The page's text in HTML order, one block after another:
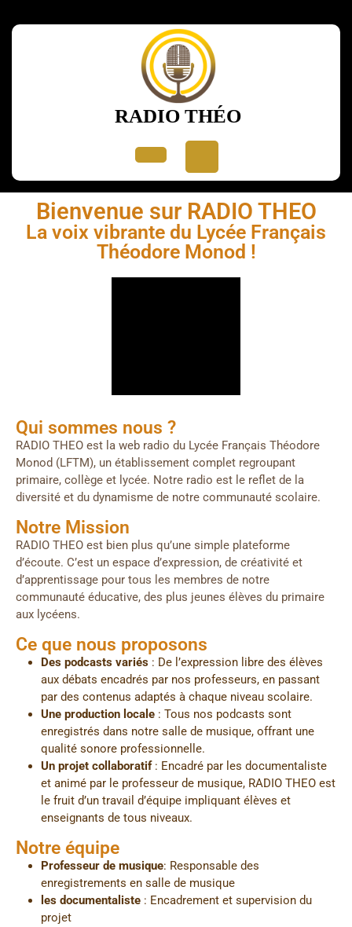
RADIO THÉO
Bienvenue sur RADIO THEO
La voix vibrante du Lycée Français
Théodore Monod !
Qui sommes nous ?
RADIO THEO est la web radio du Lycée Français Théodore
Monod (LFTM), un établissement complet regroupant
primaire, collège et lycée. Notre radio est le reflet de la
diversité et du dynamisme de notre communauté scolaire.
Notre Mission
RADIO THEO est bien plus qu’une simple plateforme
d’écoute. C’est un espace d’expression, de créativité et
d’apprentissage pour tous les membres de notre
communauté éducative, des plus jeunes élèves du primaire
aux lycéens.
Ce que nous proposons
Des podcasts variés : De l’expression libre des élèves
aux débats encadrés par nos professeurs, en passant
par des contenus adaptés à chaque niveau scolaire.
Une production locale : Tous nos podcasts sont
enregistrés dans notre salle de musique, offrant une
qualité sonore professionnelle.
Un projet collaboratif: Encadré par les documentaliste
et animé par le professeur de musique, RADIO THEO est
le fruit d’un travail d’équipe impliquant élèves et
enseignants de tous niveaux.
Notre équipe
Professeur de musique: Responsable des
enregistrements en salle de musique
les documentaliste : Encadrement et supervision du
projet